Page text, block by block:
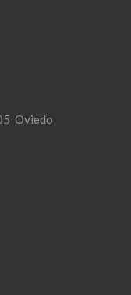
Oviedo